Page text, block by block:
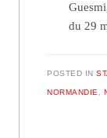
du 29
POSTED IN
NORMANDIE,